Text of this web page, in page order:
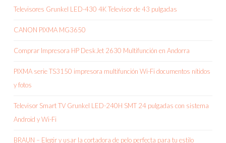
Televisores Grunkel LED-430 4K Televisor de 43 pulgadas
CANON PIXMA MG3650
Comprar Impresora HP DeskJet 2630 Multifunción en Andorra
PIXMA serie TS3150 impresora multifunción Wi-Fi documentos nítidos
y fotos
Televisor Smart TV Grunkel LED-240H SMT 24 pulgadas con sistema
Android y Wi-Fi
BRAUN – Elegir y usar la cortadora de pelo perfecta para tu estilo